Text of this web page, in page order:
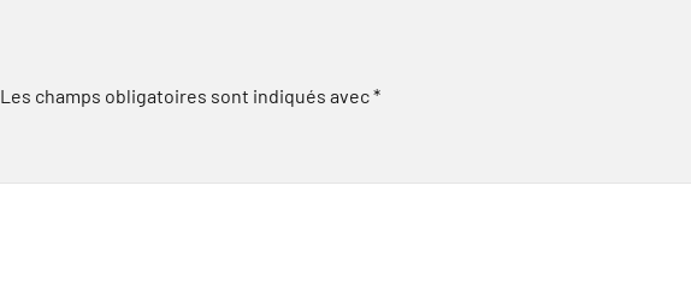
Les champs obligatoires sont indiqués avec*